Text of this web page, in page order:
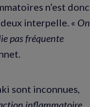
n’est donc
interpelle. « On
pas fréquente
sont inconnues,
inflammatoire